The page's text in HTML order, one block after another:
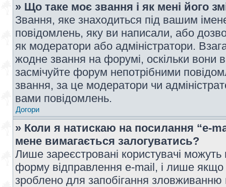
» Що таке моє звання і як мені його
Звання, яке знаходиться під вашим
повідомлень, яку ви написали, або
як модератори або адміністратори.
жодне звання на форумі, оскільки вони
засмічуйте форум непотрібними
звання, за це модератори чи
вами повідомлень.
Догори
» Коли я натискаю на посилання “e-
мене вимагається залогуватись?
Лише зареєстровані користувачі
форму відправлення e-mail, і лише
зроблено для запобігання